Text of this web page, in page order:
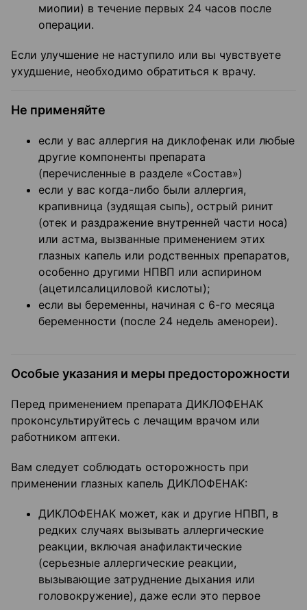
миопии) в течение первых 24 часов после
операции.
Если улучшение не наступило или вы чувствуете
ухудшение, необходимо обратиться к врачу.
Не применяйте
если у вас аллергия на диклофенак или любые
другие компоненты препарата
(перечисленные в разделе «Состав»)
если у вас когда-либо были аллергия,
крапивница (зудящая сыпь), острый ринит
(отек и раздражение внутренней части носа)
или астма, вызванные применением этих
глазных капель или родственных препаратов,
особенно другими НПВП или аспирином
(ацетилсалициловой кислоты);
если вы беременны, начиная с 6-го месяца
беременности (после 24 недель аменореи).
Особые указания и меры предосторожности
Перед применением препарата ДИКЛОФЕНАК
проконсультируйтесь с лечащим врачом или
работником аптеки.
Вам следует соблюдать осторожность при
применении глазных капель ДИКЛОФЕНАК:
ДИКЛОФЕНАК может, как и другие НПВП, в
редких случаях вызывать аллергические
реакции, включая анафилактические
(серьезные аллергические реакции,
вызывающие затруднение дыхания или
головокружение), даже если это первое